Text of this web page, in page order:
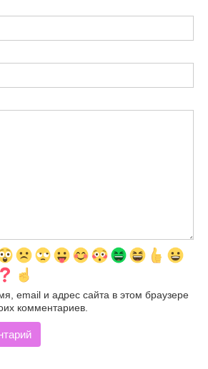
email и адрес сайта в этом браузере
комментариев.